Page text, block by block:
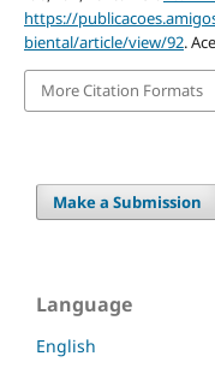
https://
biental/article/view/92.
More Citation Formats
Make a Submission
Language
English